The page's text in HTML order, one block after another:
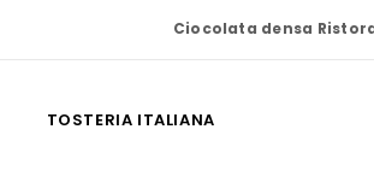
Ciocolata densa
TOSTERIA ITALIANA